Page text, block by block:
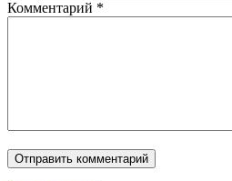
Комментарий *